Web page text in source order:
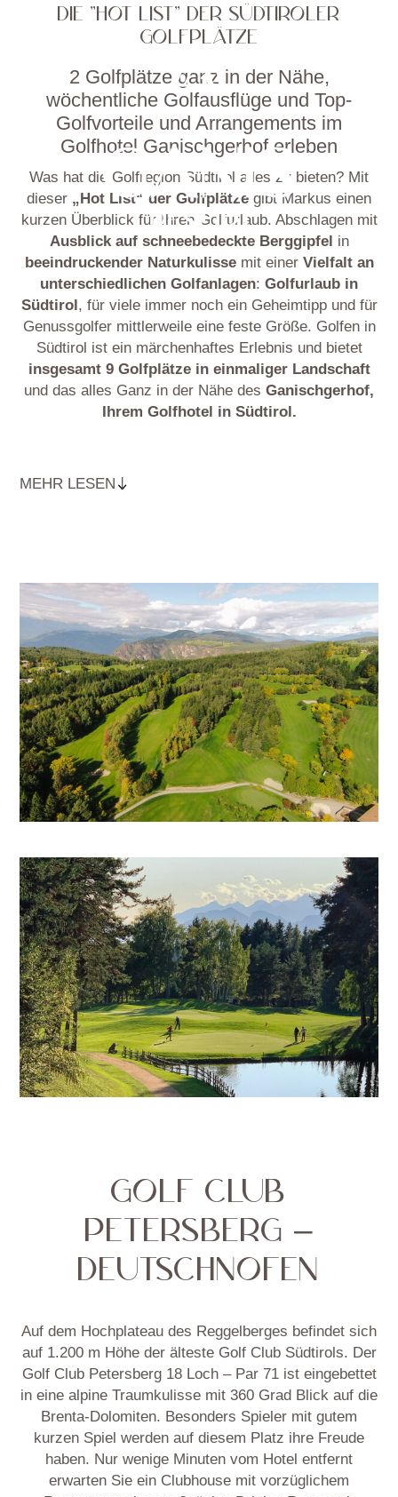
DIE "HOT LIST" DER SÜDTIROLER
GOLFPLÄTZE
2 Golfplätze ganz in der Nähe,
wöchentliche Golfausflüge und Top-
Golfvorteile und Arrangements im
Golfhotel Ganischgerhof erleben
Was hat die Golfregion Südtirol alles zu bieten? Mit
dieser „Hot List“ der Golfplätze gibt Markus einen
kurzen Überblick für Ihren Golfurlaub. Abschlagen mit
Ausblick auf schneebedeckte Berggipfel in
beeindruckender Naturkulissemit einer Vielfalt an
unterschiedlichen Golfanlagen: Golfurlaub in
Südtirol, für viele immer noch ein Geheimtipp und für
Genussgolfer mittlerweile eine feste Größe. Golfen in
Südtirol ist ein märchenhaftes Erlebnis und bietet
insgesamt 9 Golfplätze in einmaliger Landschaft
und das alles Ganz in der Nähe des Ganischgerhof,
Ihrem Golfhotel in Südtirol.
MEHR LESEN
GOLF CLUB
PETERSBERG –
DEUTSCHNOFEN
Auf dem Hochplateau des Reggelberges befindet sich
auf 1.200 m Höhe der älteste Golf Club Südtirols. Der
Golf Club Petersberg 18 Loch – Par 71 ist eingebettet
in eine alpine Traumkulisse mit 360 Grad Blick auf die
Brenta-Dolomiten. Besonders Spieler mit gutem
kurzen Spiel werden auf diesem Platz ihre Freude
haben. Nur wenige Minuten vom Hotel entfernt
erwarten Sie ein Clubhouse mit vorzüglichem